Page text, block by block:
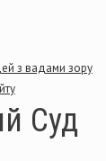
з вадами зору
Суд